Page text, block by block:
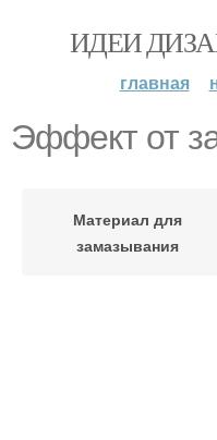
ИДЕИ
главная
Эффект от
Материал для
замазывания